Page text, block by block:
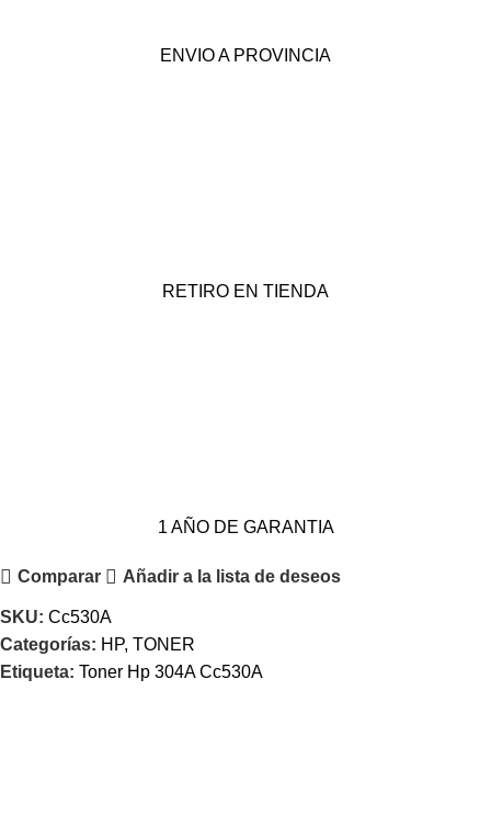
ENVIO A PROVINCIA
RETIRO EN TIENDA
1 AÑO DE GARANTIA
Comparar Añadir a la lista de deseos
SKU: Cc530A
Categorías: HP, TONER
Etiqueta: Toner Hp 304A Cc530A